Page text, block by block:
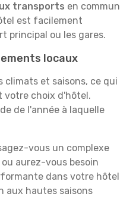
transports en commun
est facilement
principal ou les gares.
locaux
climats et saisons, ce qui
choix d'hôtel.
de l'année à laquelle
vous un complexe
aurez-vous besoin
dans votre hôtel
aux hautes saisons